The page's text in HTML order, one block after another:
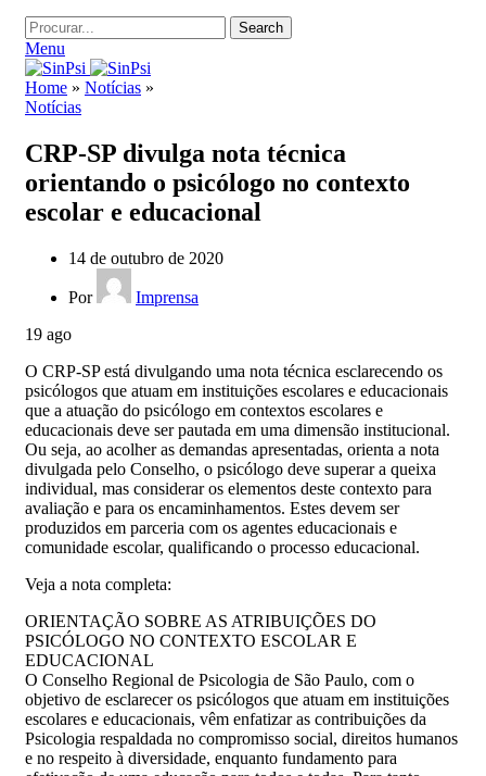
Search
Menu
Home » Notícias »
Notícias
CRP-SP divulga nota técnica
orientando o psicólogo no contexto
escolar e educacional
14 de outubro de 2020
Por
Imprensa
19 ago
O CRP-SP está divulgando uma nota técnica esclarecendo os
psicólogos que atuam em instituições escolares e educacionais
que a atuação do psicólogo em contextos escolares e
educacionais deve ser pautada em uma dimensão institucional.
Ou seja, ao acolher as demandas apresentadas, orienta a nota
divulgada pelo Conselho, o psicólogo deve superar a queixa
individual, mas considerar os elementos deste contexto para
avaliação e para os encaminhamentos. Estes devem ser
produzidos em parceria com os agentes educacionais e
comunidade escolar, qualificando o processo educacional.
Veja a nota completa:
ORIENTAÇÃO SOBRE AS ATRIBUIÇÕES DO
PSICÓLOGO NO CONTEXTO ESCOLAR E
EDUCACIONAL
O Conselho Regional de Psicologia de São Paulo, com o
objetivo de esclarecer os psicólogos que atuam em instituições
escolares e educacionais, vêm enfatizar as contribuições da
Psicologia respaldada no compromisso social, direitos humanos
e no respeito à diversidade, enquanto fundamento para